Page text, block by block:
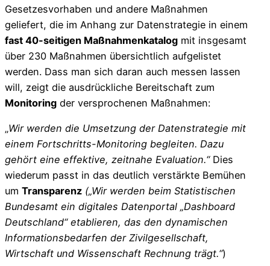
Gesetzesvorhaben und andere Maßnahmen
geliefert, die im Anhang zur Datenstrategie in einem
fast 40-seitigen Maßnahmenkatalog mit insgesamt
über 230 Maßnahmen übersichtlich aufgelistet
werden. Dass man sich daran auch messen lassen
will, zeigt die ausdrückliche Bereitschaft zum
Monitoring der versprochenen Maßnahmen:
„Wir werden die Umsetzung der Datenstrategie mit
einem Fortschritts-Monitoring begleiten. Dazu
gehört eine effektive, zeitnahe Evaluation.“Dies
wiederum passt in das deutlich verstärkte Bemühen
um Transparenz („Wir werden beim Statistischen
Bundesamt ein digitales Datenportal „Dashboard
Deutschland“ etablieren, das den dynamischen
Informationsbedarfen der Zivilgesellschaft,
Wirtschaft und Wissenschaft Rechnung trägt.“)